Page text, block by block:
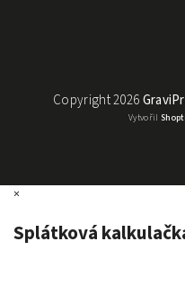
Copyright 2026
Vytvořil
×
Splátková